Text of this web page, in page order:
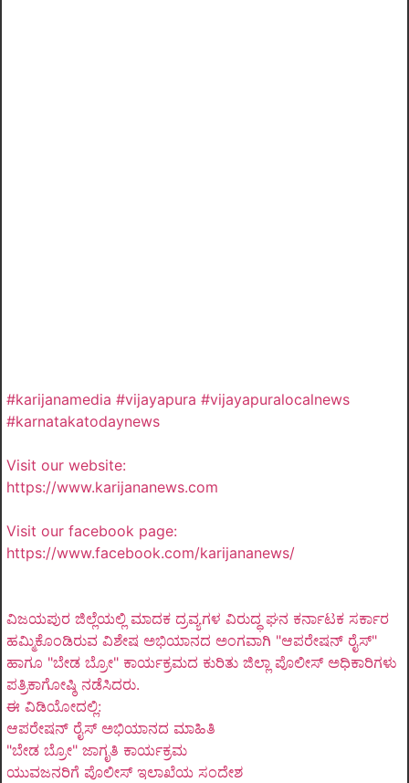
#karijanamedia #vijayapura #vijayapuralocalnews
#karnatakatodaynews
Visit our website:
https://www.karijananews.com
Visit our facebook page:
https://www.facebook.com/karijananews/
ವಿಜಯಪುರ ಜಿಲ್ಲೆಯಲ್ಲಿ ಮಾದಕ ದ್ರವ್ಯಗಳ ವಿರುದ್ಧ ಘನ ಕರ್ನಾಟಕ ಸರ್ಕಾರ
ಹಮ್ಮಿಕೊಂಡಿರುವ ವಿಶೇಷ ಅಭಿಯಾನದ ಅಂಗವಾಗಿ "ಆಪರೇಷನ್ ರೈಸ್"
ಹಾಗೂ "ಬೇಡ ಬ್ರೋ" ಕಾರ್ಯಕ್ರಮದ ಕುರಿತು ಜಿಲ್ಲಾ ಪೊಲೀಸ್ ಅಧಿಕಾರಿಗಳು
ಪತ್ರಿಕಾಗೋಷ್ಠಿ ನಡೆಸಿದರು.
ಈ ವಿಡಿಯೋದಲ್ಲಿ:
ಆಪರೇಷನ್ ರೈಸ್ ಅಭಿಯಾನದ ಮಾಹಿತಿ
"ಬೇಡ ಬ್ರೋ" ಜಾಗೃತಿ ಕಾರ್ಯಕ್ರಮ
ಯುವಜನರಿಗೆ ಪೊಲೀಸ್ ಇಲಾಖೆಯ ಸಂದೇಶ